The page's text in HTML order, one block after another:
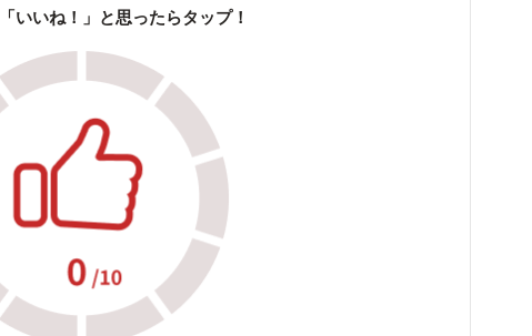
いいね！」と思ったらタップ！